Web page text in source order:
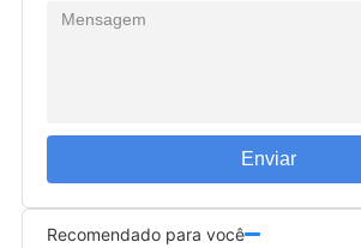
Enviar
Recomendado para você